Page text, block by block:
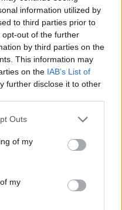
information utilized by
to third parties prior to
out of the further
by third parties on the
This information may
on the IAB’s List of
further disclose it to other
Outs
of my
my
Δημοφιλή
Λάκη Χαλκιά
7,2 εκ. λίρες για τη
Echoes of Hope"» -